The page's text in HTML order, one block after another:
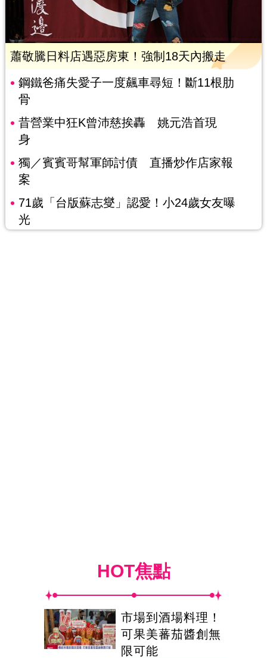
蕭敬騰日料店遇惡房東！強制18天內搬走
鋼鐵爸痛失愛子一度飆車尋短！斷11根肋
骨
昔營業中狂K曾沛慈挨轟 姚元浩首現
身
獨／賓賓哥幫軍師討債 直播炒作店家報
案
71歲「台版蘇志燮」認愛！小24歲女友曝
光
HOT焦點
市場到酒場料理！
可果美蕃茄醬創無
限可能